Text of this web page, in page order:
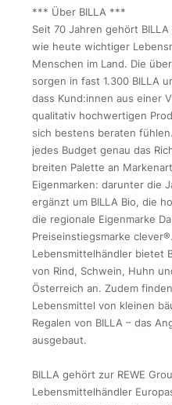
*** Über BILLA ***
Seit 70 Jahren gehört
wie heute wichtiger
Menschen im Land. Die
sorgen in fast 1.300 BILLA
dass Kund:innen aus einer
qualitativ hochwertigen
sich bestens beraten
jedes Budget genau das
breiten Palette an
Eigenmarken: darunter die
ergänzt um BILLA Bio, die
die regionale Eigenmarke
Preiseinstiegsmarke
Lebensmittelhändler bietet
von Rind, Schwein, Huhn
Österreich an. Zudem
Lebensmittel von kleinen
Regalen von BILLA – das
ausgebaut.
BILLA gehört zur REWE
Lebensmittelhändler